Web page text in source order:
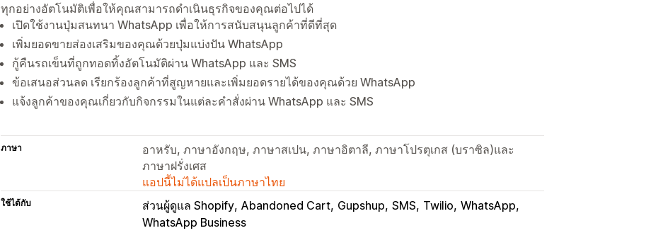
ทุกอย่างอัตโนมัติเพื่อให้คุณสามารถดำเนินธุรกิจของคุณต่อไปได้
เปิดใช้งานปุ่มสนทนา WhatsApp เพื่อให้การสนับสนุนลูกค้าที่ดีที่สุด
เพิ่มยอดขายส่องเสริมของคุณด้วยปุ่มแบ่งปัน WhatsApp
กู้คืนรถเข็นที่ถูกทอดทิ้งอัตโนมัติผ่าน WhatsApp และ SMS
ข้อเสนอส่วนลด เรียกร้องลูกค้าที่สูญหายและเพิ่มยอดรายได้ของคุณด้วย WhatsApp
แจ้งลูกค้าของคุณเกี่ยวกับกิจกรรมในแต่ละคำสั่งผ่าน WhatsApp และ SMS
ภาษา
อาหรับ, ภาษาอังกฤษ, ภาษาสเปน, ภาษาอิตาลี, ภาษาโปรตุเกส (บราซิล)และ
ภาษาฝรั่งเศส
แอปนี้ไม่ได้แปลเป็นภาษาไทย
ใช้ได้กับ ส่วนผู้ดูแล Shopify Abandoned Cart Gupshup SMS Twilio WhatsApp
WhatsApp Business